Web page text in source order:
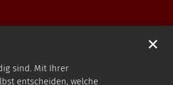
sind. Mit Ihrer
entscheiden, welche
✕